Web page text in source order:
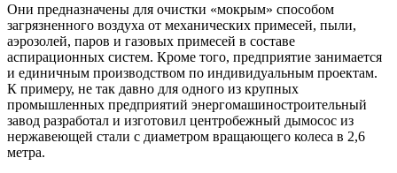
Они предназначены для очистки «мокрым» способом
загрязненного воздуха от механических примесей, пыли,
аэрозолей, паров и газовых примесей в составе
аспирационных систем. Кроме того, предприятие занимается
и единичным производством по индивидуальным проектам.
К примеру, не так давно для одного из крупных
промышленных предприятий энергомашиностроительный
завод разработал и изготовил центробежный дымосос из
нержавеющей стали с диаметром вращающего колеса в 2,6
метра.